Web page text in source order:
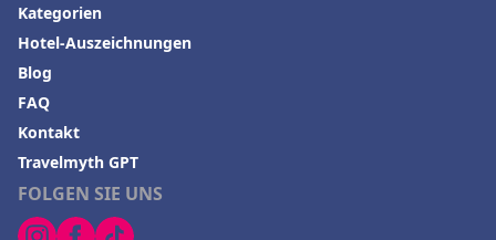
FOLGEN SIE UNS
Kategorien
Hotel-Auszeichnungen
Blog
FAQ
Kontakt
Travelmyth GPT